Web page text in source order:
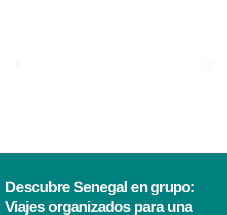
Descubre Senegal en grupo:
Viajes organizados para una